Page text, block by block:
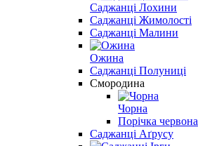
Саджанці Лохини
Саджанці Жимолості
Саджанці Малини
Ожина
Саджанці Полуниці
Смородина
Чорна
Порічка червона
Саджанці Аґрусу